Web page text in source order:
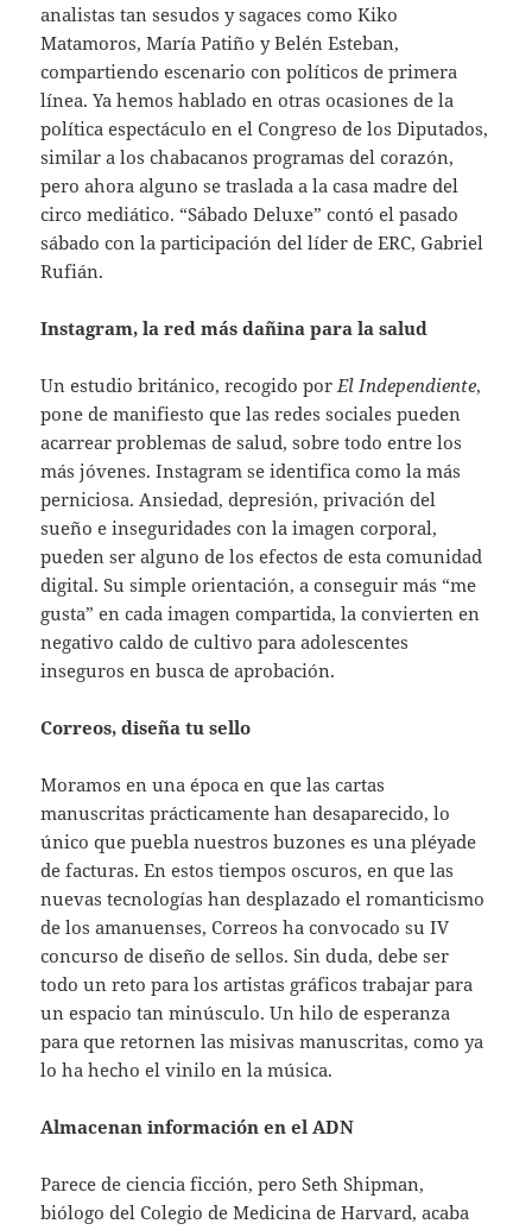
analistas tan sesudos y sagaces como Kiko
Matamoros, María Patiño y Belén Esteban,
compartiendo escenario con políticos de primera
línea. Ya hemos hablado en otras ocasiones de la
política espectáculo en el Congreso de los Diputados,
similar a los chabacanos programas del corazón,
pero ahora alguno se traslada a la casa madre del
circo mediático. “Sábado Deluxe” contó el pasado
sábado con la participación del líder de ERC, Gabriel
Rufián.
Instagram, la red más dañina para la salud
Un estudio británico, recogido porEl Independiente,
pone de manifiesto que las redes sociales pueden
acarrear problemas de salud, sobre todo entre los
más jóvenes. Instagram se identifica como la más
perniciosa. Ansiedad, depresión, privación del
sueño e inseguridades con la imagen corporal,
pueden ser alguno de los efectos de esta comunidad
digital. Su simple orientación, a conseguir más “me
gusta” en cada imagen compartida, la convierten en
negativo caldo de cultivo para adolescentes
inseguros en busca de aprobación.
Correos, diseña tu sello
Moramos en una época en que las cartas
manuscritas prácticamente han desaparecido, lo
único que puebla nuestros buzones es una pléyade
de facturas. En estos tiempos oscuros, en que las
nuevas tecnologías han desplazado el romanticismo
de los amanuenses, Correos ha convocado su IV
concurso de diseño de sellos. Sin duda, debe ser
todo un reto para los artistas gráficos trabajar para
un espacio tan minúsculo. Un hilo de esperanza
para que retornen las misivas manuscritas, como ya
lo ha hecho el vinilo en la música.
Almacenan información en el ADN
Parece de ciencia ficción, pero Seth Shipman,
biólogo del Colegio de Medicina de Harvard, acaba